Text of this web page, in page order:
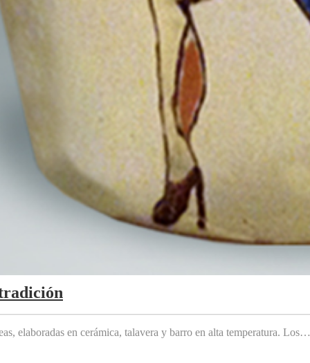
elaboradas en cerámica, talavera y barro en alta temperatura. Los…